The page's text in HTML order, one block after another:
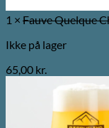
1 × Fauve Quelque
Ikke på lager
65,00 kr.